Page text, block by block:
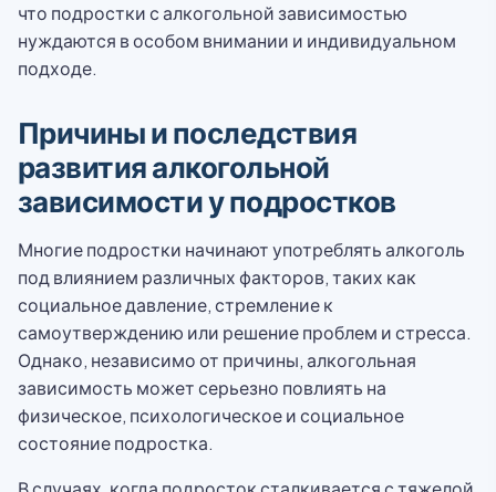
что подростки с алкогольной зависимостью
нуждаются в особом внимании и индивидуальном
подходе.
Причины и последствия
развития алкогольной
зависимости у подростков
Многие подростки начинают употреблять алкоголь
под влиянием различных факторов, таких как
социальное давление, стремление к
самоутверждению или решение проблем и стресса.
Однако, независимо от причины, алкогольная
зависимость может серьезно повлиять на
физическое, психологическое и социальное
состояние подростка.